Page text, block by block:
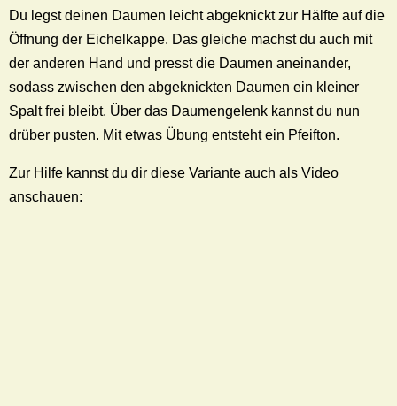
Du legst deinen Daumen leicht abgeknickt zur Hälfte auf die
Öffnung der Eichelkappe. Das gleiche machst du auch mit
der anderen Hand und presst die Daumen aneinander,
sodass zwischen den abgeknickten Daumen ein kleiner
Spalt frei bleibt. Über das Daumengelenk kannst du nun
drüber pusten. Mit etwas Übung entsteht ein Pfeifton.
Zur Hilfe kannst du dir diese Variante auch als Video
anschauen: